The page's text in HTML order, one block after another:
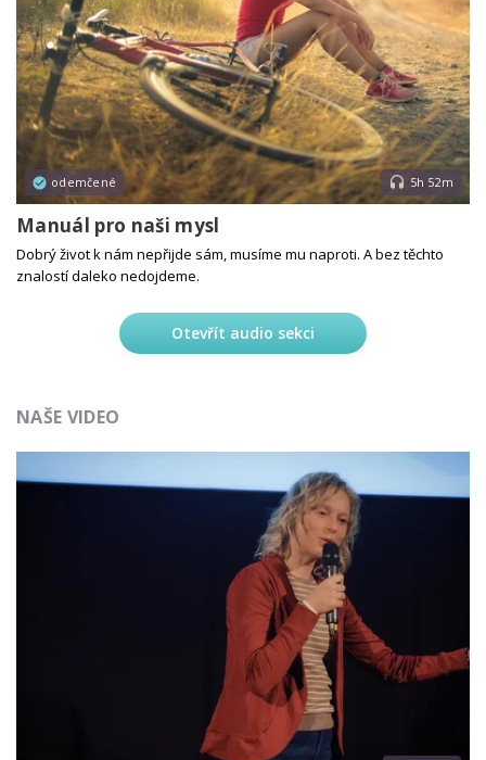
odemčené 5h 52m
Manuál pro naši mysl
Dobrý život k nám nepřijde sám, musíme mu naproti. A bez těchto
znalostí daleko nedojdeme.
Otevřít audio sekci
NAŠE VIDEO